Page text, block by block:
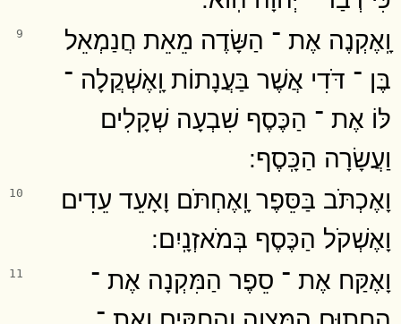
9
וָֽאֶקְנֶה אֶת ־ הַשָּׂדֶה מֵאֵת חֲנַמְאֵל
בֶּן ־ דֹּדִי אֲשֶׁר בַּעֲנָתוֹת וָֽאֶשְׁקֲלָה ־
לּוֹ אֶת ־ הַכֶּסֶף שִׁבְעָה שְׁקָלִים
וַעֲשָׂרָה הַכָּֽסֶף ׃
10
וָאֶכְתֹּב בַּסֵּפֶר וָֽאֶחְתֹּם וָאָעֵד עֵדִים
וָאֶשְׁקֹל הַכֶּסֶף בְּמֹאזְנָֽיִם ׃
11
וָאֶקַּח אֶת ־ סֵפֶר הַמִּקְנָה אֶת ־